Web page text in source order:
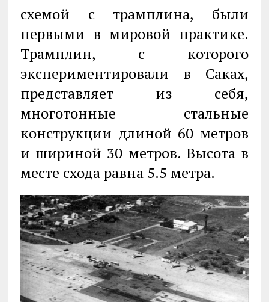
схемой с трамплина, были
первыми в мировой практике.
Трамплин, с которого
экспериментировали в Саках,
представляет из себя,
многотонные стальные
конструкции длиной 60 метров
и шириной 30 метров. Высота в
месте схода равна 5.5 метра.